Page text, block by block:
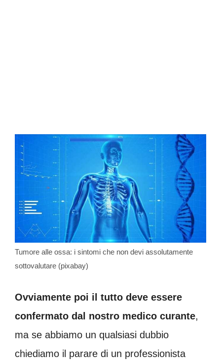
Tumore alle ossa: i sintomi che non devi assolutamente
sottovalutare (pixabay)
Ovviamente poi il tutto deve essere
confermato dal nostro medico curante,
ma se abbiamo un qualsiasi dubbio
chiediamo il parare di un professionista